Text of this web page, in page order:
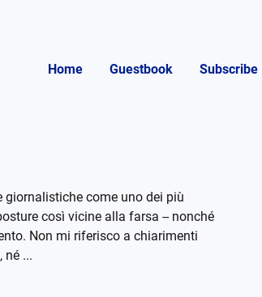
Home Guestbook Subscribe
come uno dei più
così vicine alla farsa -- nonché
Non mi riferisco a chiarimenti
né ...